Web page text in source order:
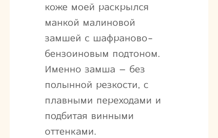
коже моей раскрылся
манкой малиновой
замшей с шафраново-
бензоиновым подтоном.
Именно замша – без
полынной резкости, с
плавными переходами и
подбитая винными
оттенками.